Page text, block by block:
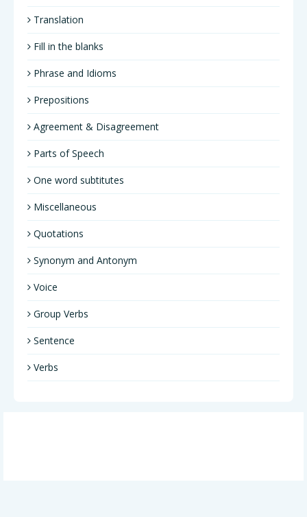
Translation
Fill in the blanks
Phrase and Idioms
Prepositions
Agreement & Disagreement
Parts of Speech
One word subtitutes
Miscellaneous
Quotations
Synonym and Antonym
Voice
Group Verbs
Sentence
Verbs